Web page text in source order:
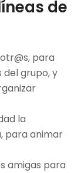
de
para
grupo, y
la
para animar
amigas para